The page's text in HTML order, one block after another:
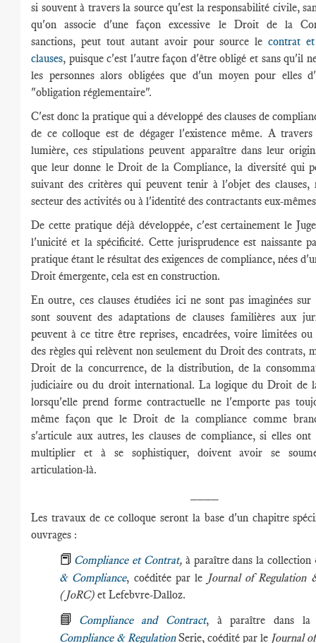
si souvent à travers la source qu'est la responsabilité civile,
qu'on associe d'une façon excessive le Droit de la
sanctions, peut tout autant avoir pour source lecontrat
clauses, puisque c'est l'autre façon d'être obligé et sans qu'il
les personnes alors obligées que d'un moyen pour elles
"obligation réglementaire".
C'est donc la pratique qui a développé des clauses de
de ce colloque est de dégager l'existence même. A
lumière, ces stipulations peuvent apparaître dans leur
que leur donne le Droit de la Compliance, la diversité qui
suivant des critères qui peuvent tenir à l'objet des clauses,
secteur des activités ou à l'identité des contractants eux-
De cette pratique déjà développée, c'est certainement le
l'unicité et la spécificité. Cette jurisprudence est naissante
pratique étant le résultat des exigences de compliance, nées
Droit émergente, cela est en construction.
En outre, ces clauses étudiées ici ne sont pas imaginées sur
sont souvent des adaptations de clauses familières aux
peuvent à ce titre être reprises, encadrées, voire limitées
des règles qui relèvent non seulement du Droit des contrats,
Droit de la concurrence, de la distribution, de la
judiciaire ou du droit international. La logique du Droit de
lorsqu'elle prend forme contractuelle ne l'emporte pas
même façon que le Droit de la compliance comme
s'articule aux autres, les clauses de compliance, si elles ont
multiplier et à se sophistiquer, doivent avoir se
articulation-là.
Les travaux de ce colloque seront la base d'un chapitre
ouvrages :
📕 Compliance et Contrat, à paraître dans la collection
& Compliance, coéditée par le Journal of Regulation
(JoRC) et Lefebvre-Dalloz.
📘 Compliance and Contract, à paraître dans la
Compliance & RegulationSerie, coédité par le Journal